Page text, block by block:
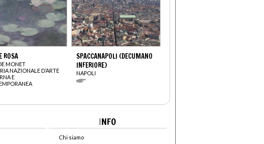
ROSA
MONET
NAZIONALE D’ARTE
E
SPACCANAPOLI (DECUMANO
INFERIORE)
NAPOLI
INFO
Chi siamo